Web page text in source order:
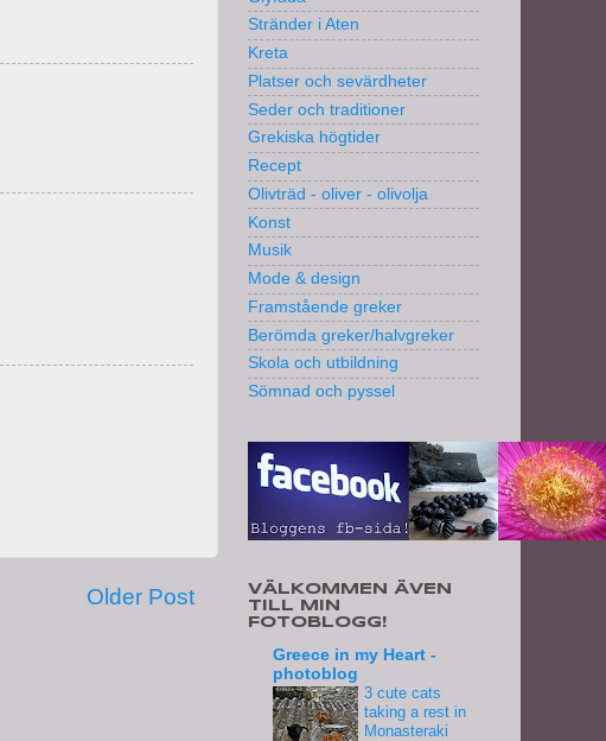
Older Post
Stränder i Aten
Kreta
Platser och sevärdheter
Seder och traditioner
Grekiska högtider
Recept
Olivträd - oliver - olivolja
Konst
Musik
Mode & design
Framstående greker
Berömda greker/halvgreker
Skola och utbildning
Sömnad och pyssel
VÄLKOMMEN ÄVEN
TILL MIN
FOTOBLOGG!
Greece in my Heart -
photoblog
3 cute cats
taking a rest in
Monasteraki